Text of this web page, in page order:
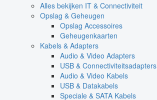
Alles bekijken IT & Connectiviteit
Opslag & Geheugen
Opslag Accessoires
Geheugenkaarten
Kabels & Adapters
Audio & Video Adapters
USB & Connectiviteitsadapters
Audio & Video Kabels
USB & Datakabels
Speciale & SATA Kabels